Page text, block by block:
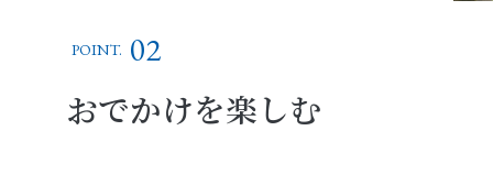
POINT. 02
おでかけを楽しむ